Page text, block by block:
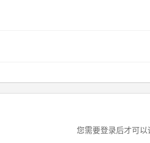
您需要登录后才可以